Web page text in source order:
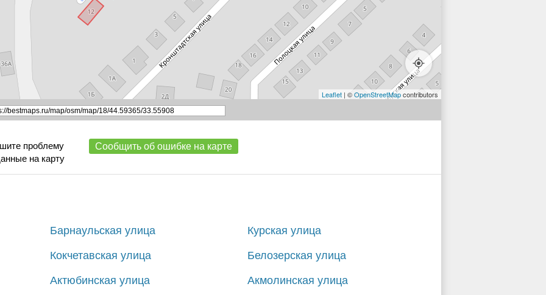
Leaflet | ©OpenStreetMapcontributors
проблему
на карту
Сообщить об ошибке на карте
Барнаульская улица Курская улица
Кокчетавская улица Белозерская улица
Актюбинская улица Акмолинская улица